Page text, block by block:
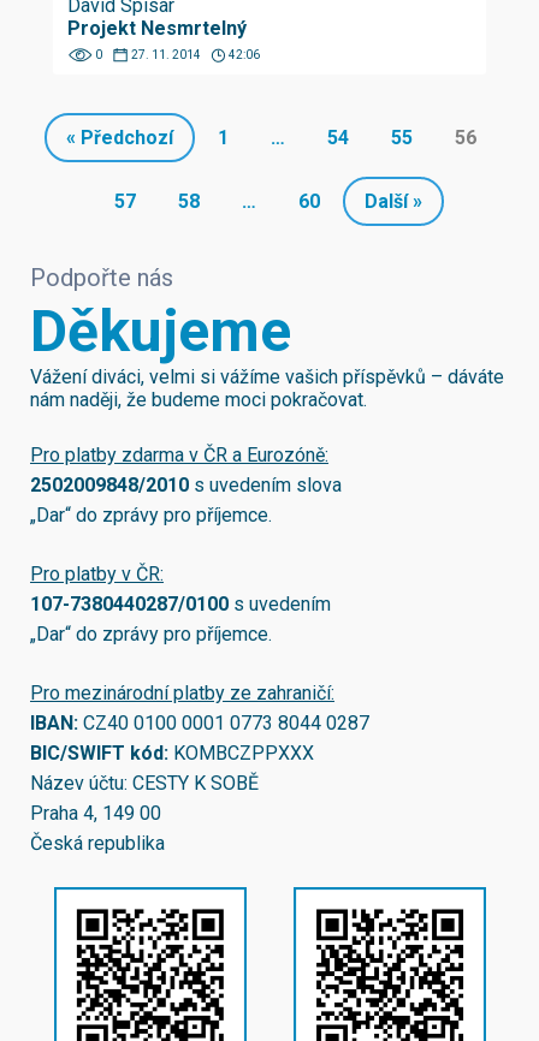
David Spisar
Projekt Nesmrtelný
0 27. 11. 2014 42:06
« Předchozí 1 … 54 55 56
57 58 … 60 Další »
Podpořte nás
Děkujeme
Vážení diváci, velmi si vážíme vašich příspěvků – dáváte
nám naději, že budeme moci pokračovat.
Pro platby zdarma v ČR a Eurozóně:
2502009848/2010 s uvedením slova
„Dar“ do zprávy pro příjemce.
Pro platby v ČR:
107-7380440287/0100 s uvedením
„Dar“ do zprávy pro příjemce.
Pro mezinárodní platby ze zahraničí:
IBAN: CZ40 0100 0001 0773 8044 0287
BIC/SWIFT kód: KOMBCZPPXXX
Název účtu: CESTY K SOBĚ
Praha 4, 149 00
Česká republika